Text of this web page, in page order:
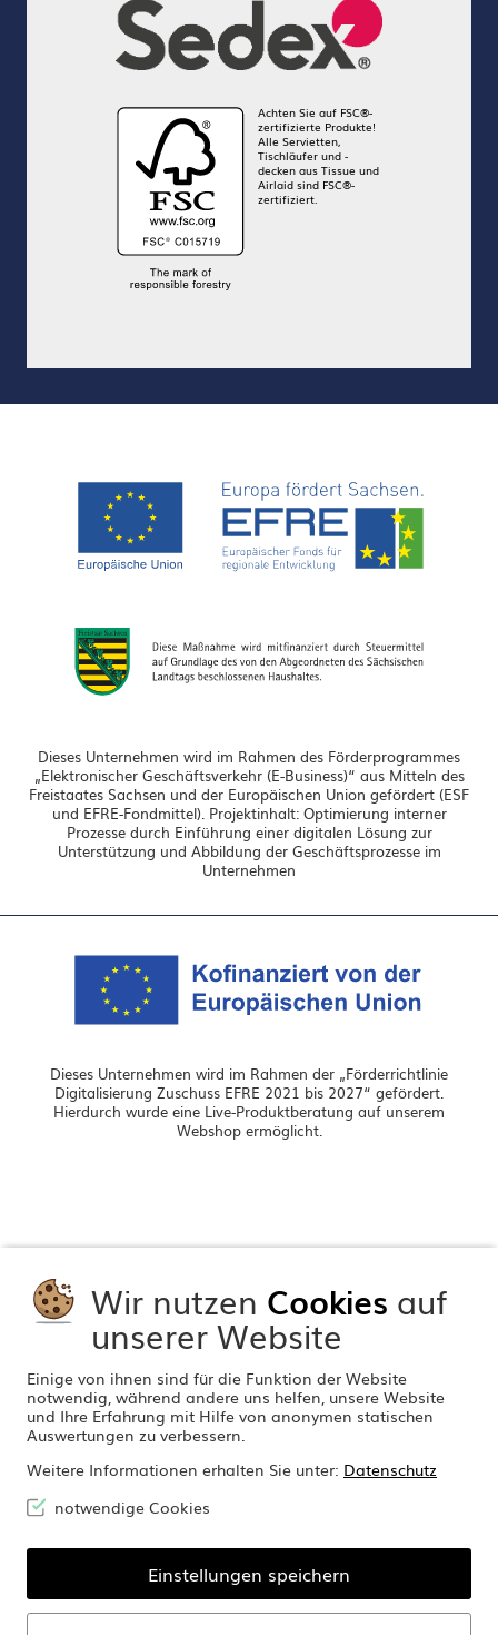
Achten Sie auf FSC®-
zertifizierte Produkte!
Alle Servietten,
Tischläufer und -
decken aus Tissue und
Airlaid sind FSC®-
zertifiziert.
Dieses Unternehmen wird im Rahmen des Förderprogrammes
„Elektronischer Geschäftsverkehr (E-Business)“ aus Mitteln des
Freistaates Sachsen und der Europäischen Union gefördert (ESF
und EFRE-Fondmittel). Projektinhalt: Optimierung interner
Prozesse durch Einführung einer digitalen Lösung zur
Unterstützung und Abbildung der Geschäftsprozesse im
Unternehmen
Dieses Unternehmen wird im Rahmen der „Förderrichtlinie
Digitalisierung Zuschuss EFRE 2021 bis 2027“ gefördert.
Hierdurch wurde eine Live-Produktberatung auf unserem
Webshop ermöglicht.
Wir nutzen Cookies auf
unserer Website
Einige von ihnen sind für die Funktion der Website
notwendig, während andere uns helfen, unsere Website
und Ihre Erfahrung mit Hilfe von anonymen statischen
Auswertungen zu verbessern.
Weitere Informationen erhalten Sie unter: Datenschutz
notwendige Cookies
Einstellungen speichern